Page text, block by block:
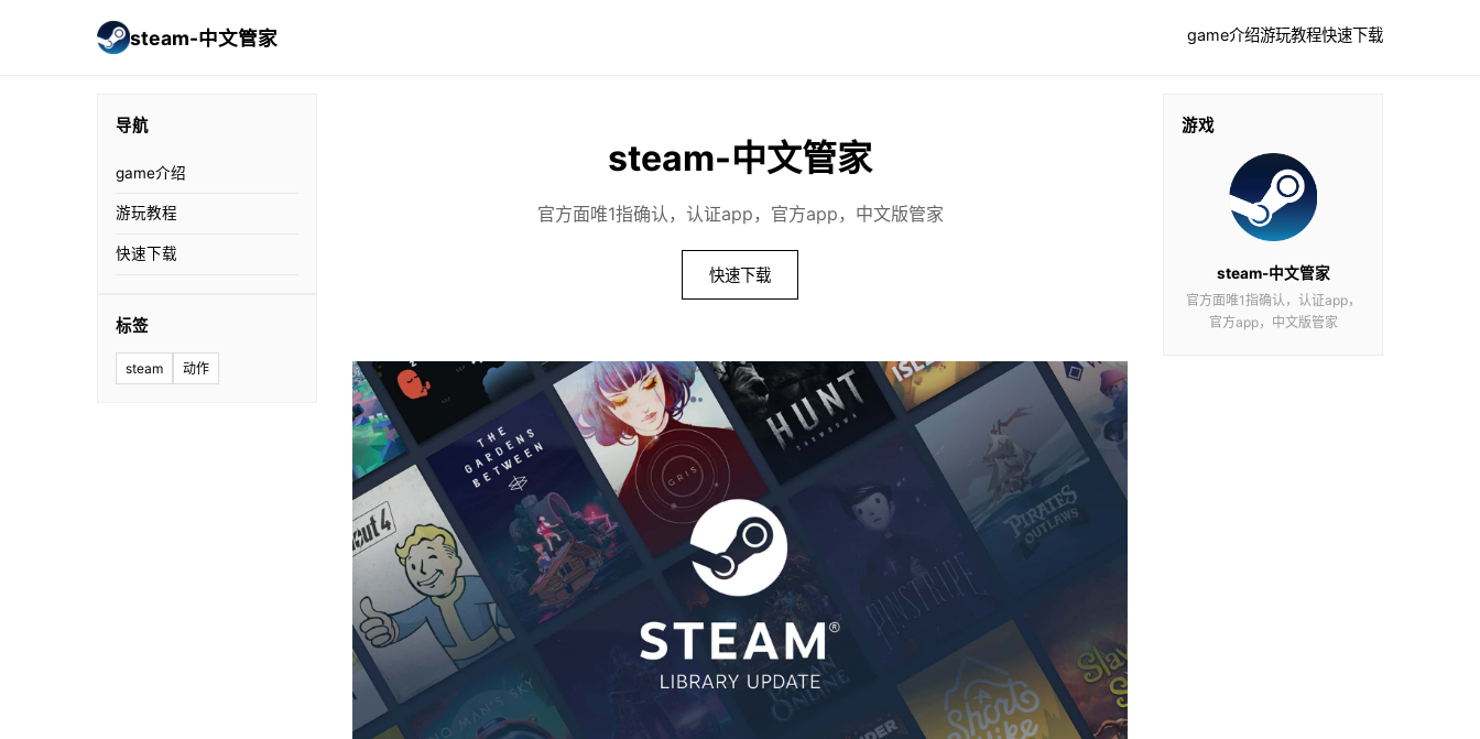
steam-中文管家 game介绍游玩教程快速下载
导航
game介绍
游玩教程
快速下载
标签
steam 动作
steam-中文管家
官方面唯1指确认，认证app，官方app，中文版管家
快速下载
游戏
steam-中文管家
官方面唯1指确认，认证app，
官方app，中文版管家